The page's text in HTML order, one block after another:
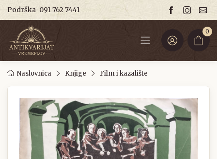
Podrška 091 762 7441
0
Naslovnica Knjige Film i kazalište